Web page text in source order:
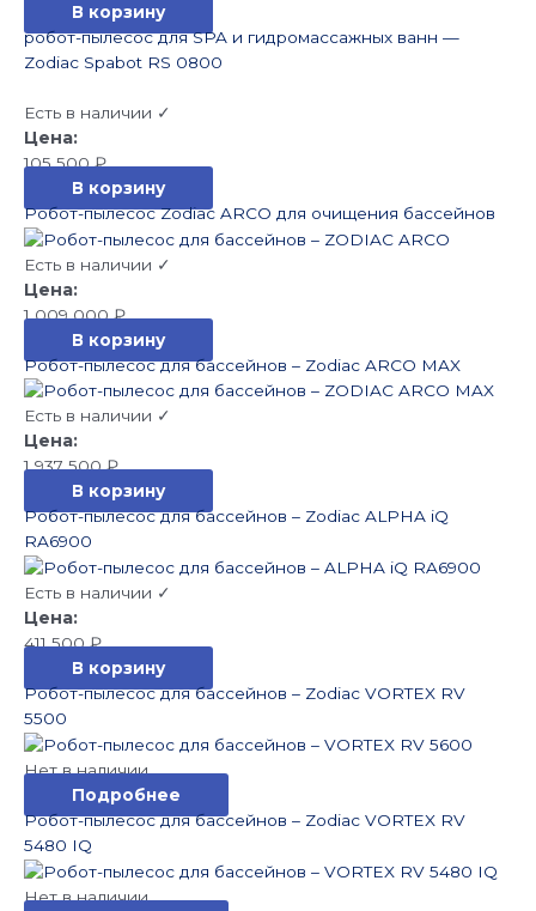
В корзину
робот-пылесос для SPA и гидромассажных ванн —
Zodiac Spabot RS 0800
Есть в наличии ✓
105 500₽
В корзину
Робот-пылесос Zodiac ARCO для очищения бассейнов
Есть в наличии ✓
1 009 000₽
В корзину
Робот-пылесос для бассейнов – Zodiac ARCO MAX
Есть в наличии ✓
1 937 500₽
В корзину
Робот-пылесос для бассейнов – Zodiac ALPHA iQ
RA6900
Есть в наличии ✓
411 500₽
В корзину
Робот-пылесос для бассейнов – Zodiac VORTEX RV
5500
Нет в наличии
Подробнее
Робот-пылесос для бассейнов – Zodiac VORTEX RV
5480 IQ
Нет в наличии